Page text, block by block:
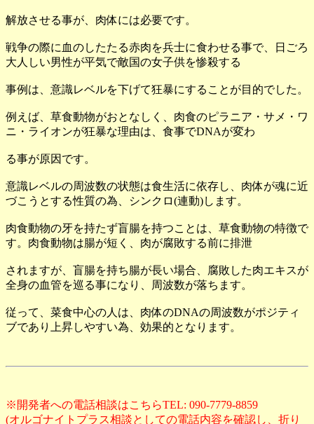
解放させる事が、肉体には必要です。
戦争の際に血のしたたる赤肉を兵士に食わせる事で、日ごろ
大人しい男性が平気で敵国の女子供を惨殺する
事例は、意識レベルを下げて狂暴にすることが目的でした。
例えば、草食動物がおとなしく、肉食のピラニア・サメ・ワ
ニ・ライオンが狂暴な理由は、食事でDNAが変わ
る事が原因です。
意識レベルの周波数の状態は食生活に依存し、肉体が魂に近
づこうとする性質の為、シンクロ(連動)します。
肉食動物の牙を持たず盲腸を持つことは、草食動物の特徴で
す。肉食動物は腸が短く、肉が腐敗する前に排泄
されますが、盲腸を持ち腸が長い場合、腐敗した肉エキスが
全身の血管を巡る事になり、周波数が落ちます。
従って、菜食中心の人は、肉体のDNAの周波数がポジティ
ブであり上昇しやすい為、効果的となります。
※開発者への電話相談はこちらTEL: 090-7779-8859
(オルゴナイトプラス相談としての電話内容を確認し、折り